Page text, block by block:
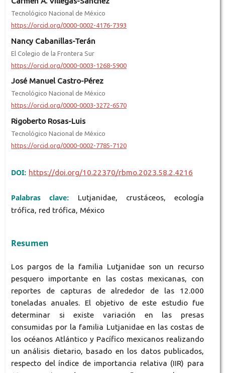
Tecnológico Nacional de México
https://orcid.org/0000-0002-4176-7393
Nancy Cabanillas-Terán
El Colegio de la Frontera Sur
https://orcid.org/0000-0003-1268-5900
José Manuel Castro-Pérez
Tecnológico Nacional de México
https://orcid.org/0000-0003-3272-6570
Rigoberto Rosas-Luis
Tecnológico Nacional de México
https://orcid.org/0000-0002-7785-7120
DOI: https://doi.org/10.22370/rbmo.2023.58.2.4216
Palabras clave:
Lutjanidae, crustáceos, ecología
trófica, red trófica, México
Resumen
Los pargos de la familia Lutjanidae son un recurso
pesquero importante en las costas mexicanas, con
reportes de capturas de alrededor de las 12.000
toneladas anuales. El objetivo de este estudio fue
determinar si existe variación en las presas
consumidas por la familia Lutjanidae en las costas de
los océanos Atlántico y Pacífico mexicanos realizando
un análisis dietario, basado en los datos publicados,
respecto del índice de importancia relativa (IIR) para